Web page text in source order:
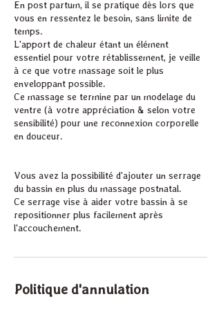
En post partum, il se pratique dès lors que
vous en ressentez le besoin, sans limite de
temps.
L'apport de chaleur étant un élément
essentiel pour votre rétablissement, je veille
à ce que votre massage soit le plus
enveloppant possible.
Ce massage se termine par un modelage du
ventre (à votre appréciation & selon votre
sensibilité) pour une reconnexion corporelle
en douceur.
Vous avez la possibilité d'ajouter un serrage
du bassin en plus du massage postnatal.
Ce serrage vise à aider votre bassin à se
repositionner plus facilement après
l'accouchement.
Politique d'annulation